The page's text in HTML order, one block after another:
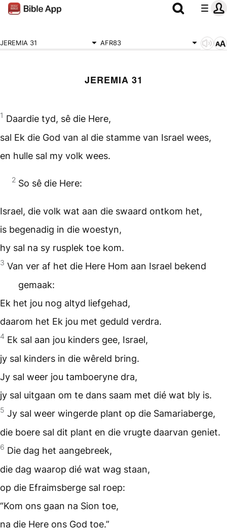
JEREMIA 31 AFR83
JEREMIA 31
1 Daardie tyd, sê die Here,
sal Ek die God van al die stamme van Israel wees,
en hulle sal my volk wees.
2 So sê die Here:
Israel, die volk wat aan die swaard ontkom het,
is begenadig in die woestyn,
hy sal na sy rusplek toe kom.
3 Van ver af het die Here Hom aan Israel bekend
gemaak:
Ek het jou nog altyd liefgehad,
daarom het Ek jou met geduld verdra.
4 Ek sal aan jou kinders gee, Israel,
jy sal kinders in die wêreld bring.
Jy sal weer jou tamboeryne dra,
jy sal uitgaan om te dans saam met dié wat bly is.
5 Jy sal weer wingerde plant op die Samariaberge,
die boere sal dit plant en die vrugte daarvan geniet.
6 Die dag het aangebreek,
die dag waarop dié wat wag staan,
op die Efraimsberge sal roep:
“Kom ons gaan na Sion toe,
na die Here ons God toe.”